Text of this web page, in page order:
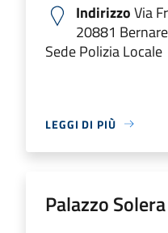
IndirizzoVia
20881
Sede Polizia Locale
LEGGI DI PIÙ
Palazzo